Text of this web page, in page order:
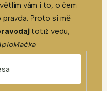
vám i to, o čem
pravda. Proto si mě
totiž vedu,